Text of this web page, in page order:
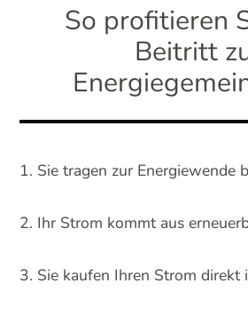
So profitieren
Beitritt
Sie tragen zur Energiewende
Ihr Strom kommt aus
Sie kaufen Ihren Strom direkt